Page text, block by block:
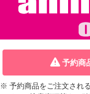
予約商
※ 予約商品をご注文され